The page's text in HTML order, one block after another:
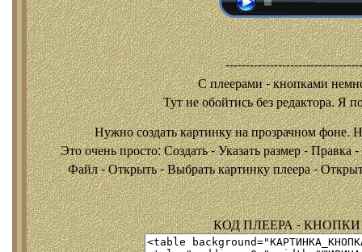
С плеерами - кнопками
Тут не обойтись без редактора. Я
Нужно создать картинку на прозрачном фоне.
Это очень просто: Создать - Указать размер -
Файл - Открыть - Выбрать картинку плеера -
КОД ПЛЕЕРА - КНОПКИ